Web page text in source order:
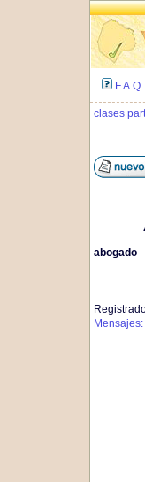
F.A.Q.
clases
abogado